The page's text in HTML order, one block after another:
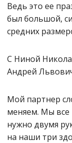
Ведь это ее
был большой,
средних
С Ниной
Андрей
Мой партнер
меняем. Мы все
нужно двумя
на наши три